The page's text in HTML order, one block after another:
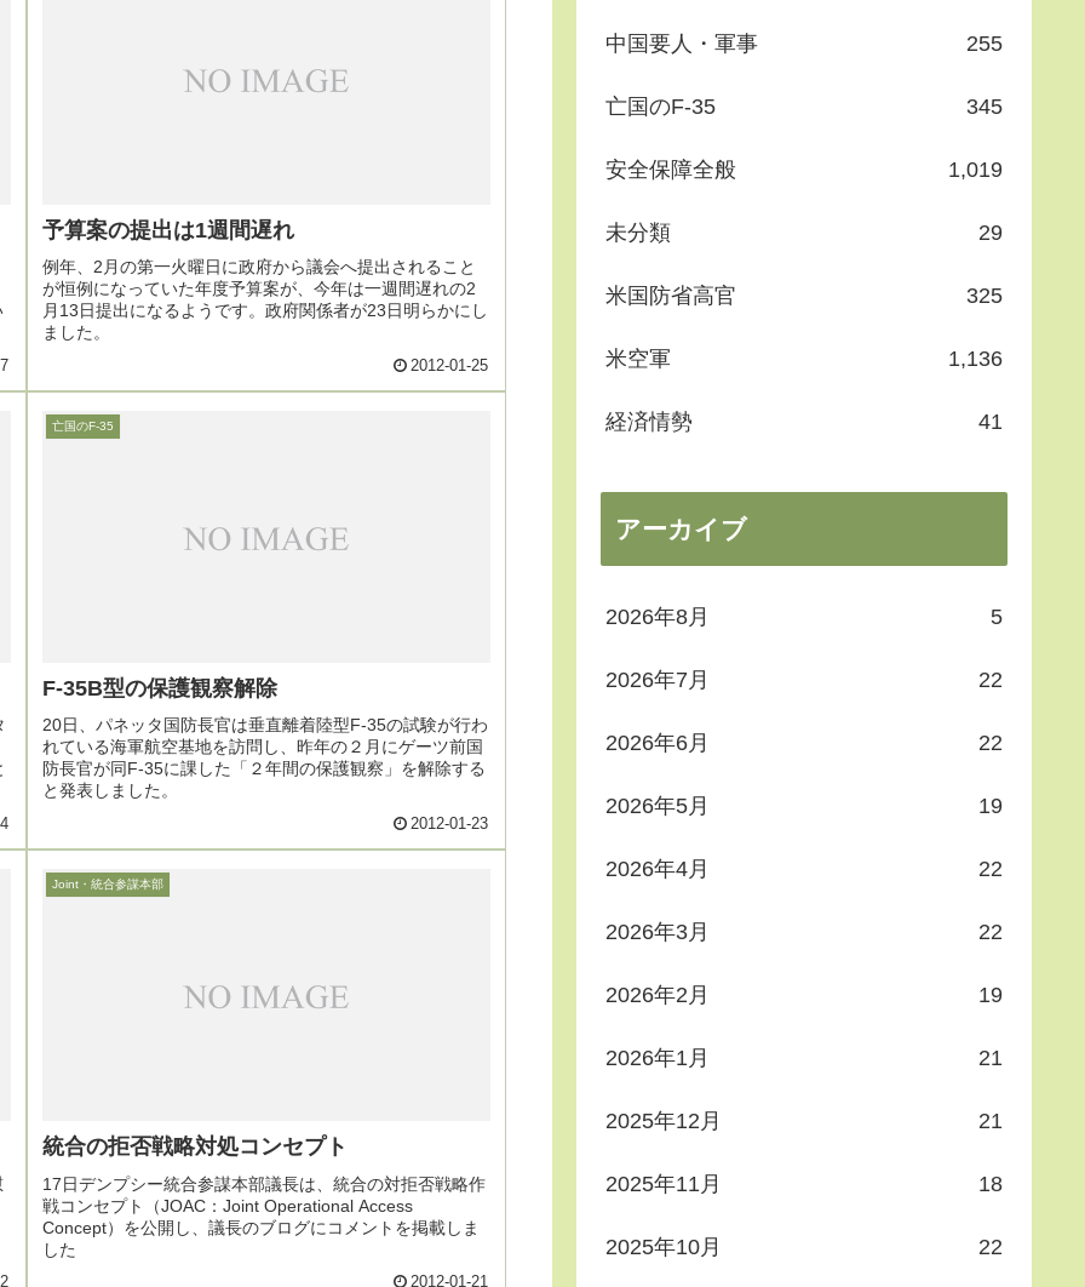
予算案の提出は1週間遅れ
例年、2月の第一火曜日に政府から議会へ提出されること
が恒例になっていた年度予算案が、今年は一週間遅れの2
月13日提出になるようです。政府関係者が23日明らかにし
ました。
2012-01-25
亡国のF-35
F-35B型の保護観察解除
20日、パネッタ国防長官は垂直離着陸型F-35の試験が行わ
れている海軍航空基地を訪問し、昨年の２月にゲーツ前国
防長官が同F-35に課した「２年間の保護観察」を解除する
と発表しました。
2012-01-23
Joint・統合参謀本部
統合の拒否戦略対処コンセプト
17日デンプシー統合参謀本部議長は、統合の対拒否戦略作
戦コンセプト（JOAC：Joint Operational Access
Concept）を公開し、議長のブログにコメントを掲載しま
した
2012-01-21
中国要人・軍事 255
亡国のF-35 345
安全保障全般 1,019
未分類 29
米国防省高官 325
米空軍 1,136
経済情勢 41
アーカイブ
2026年8月 5
2026年7月 22
2026年6月 22
2026年5月 19
2026年4月 22
2026年3月 22
2026年2月 19
2026年1月 21
2025年12月 21
2025年11月 18
2025年10月 22